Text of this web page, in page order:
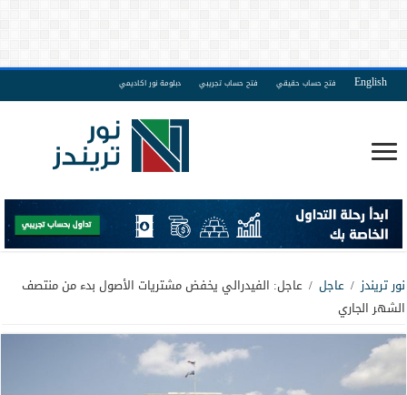
English فتح حساب حقيقي فتح حساب تجريبي دبلومة نور اكاديمي
نور تريندز / عاجل / عاجل: الفيدرالي يخفض مشتريات الأصول بدء من منتصف
الشهر الجاري